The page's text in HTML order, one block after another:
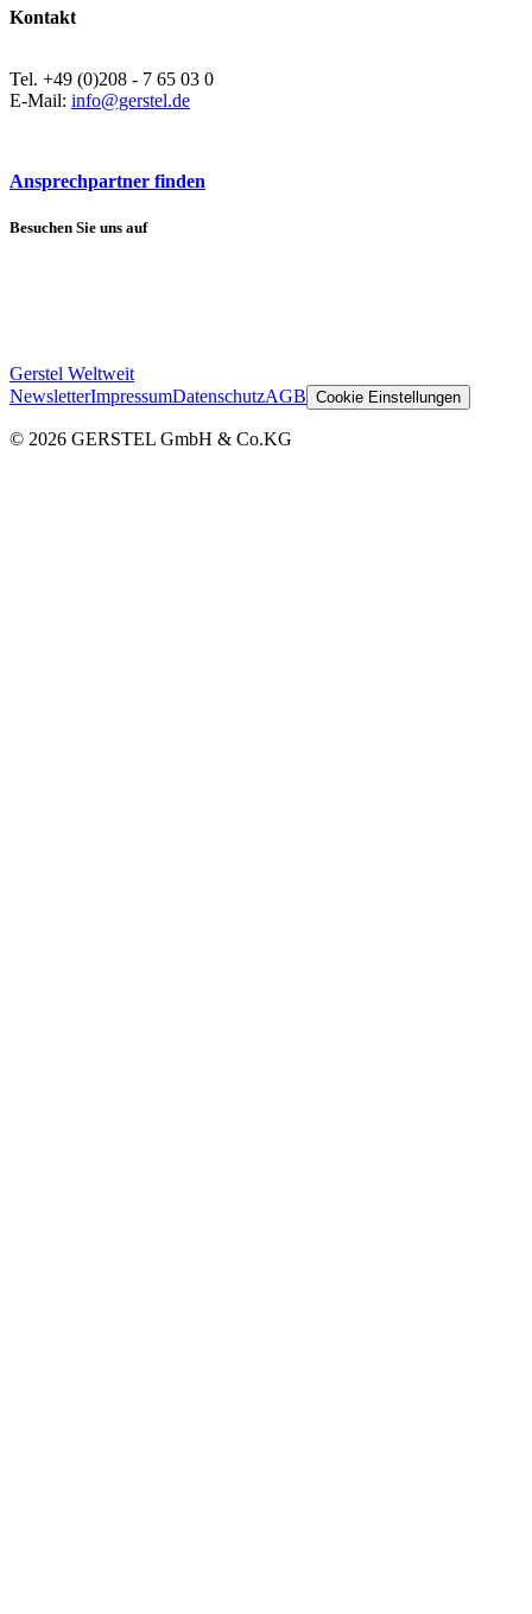
Kontakt
Tel. +49 (0)208 - 7 65 03 0
E-Mail: info@gerstel.de
Ansprechpartner finden
Besuchen Sie uns auf
Gerstel Weltweit
NewsletterImpressumDatenschutzAGB Cookie Einstellungen
© 2026 GERSTEL GmbH & Co.KG